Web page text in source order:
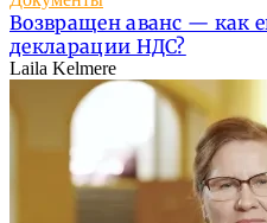
Возвращен аванс — как
декларации НДС?
Laila Kelmere